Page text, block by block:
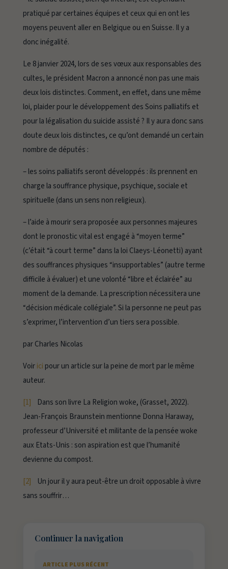
pratiqué par certaines équipes et ceux qui en ont les
moyens peuvent aller en Belgique ou en Suisse. Il y a
donc inégalité.
Le 8 janvier 2024, lors de ses vœux aux responsables des
cultes, le président Macron a annoncé non pas une mais
deux lois distinctes. Comment, en effet, dans une même
loi, plaider pour le développement des Soins palliatifs et
pour la légalisation du suicide assisté ? Il y aura donc sans
doute deux lois distinctes, ce qu’ont demandé un certain
nombre de députés :
– les soins palliatifs seront développés : ils prennent en
charge la souffrance physique, psychique, sociale et
spirituelle (dans un sens non religieux).
– l’aide à mourir sera proposée aux personnes majeures
dont le pronostic vital est engagé à “moyen terme”
(c’était “à court terme” dans la loi Claeys-Léonetti) ayant
des souffrances physiques “insupportables” (autre terme
difficile à évaluer) et une volonté “libre et éclairée” au
moment de la demande. La prescription nécessitera une
“décision médicale collégiale”. Si la personne ne peut pas
s’exprimer, l’intervention d’un tiers sera possible.
par Charles Nicolas
Voirici pour un article sur la peine de mort par le même
auteur.
[1] Dans son livre La Religion woke, (Grasset, 2022).
Jean-François Braunstein mentionne Donna Haraway,
professeur d’Université et militante de la penséewoke
aux Etats-Unis : son aspiration est que l’humanité
devienne du compost.
[2] Un jour il y aura peut-être un droit opposable àvivre
sans souffrir…
Continuer la navigation
ARTICLE PLUS RÉCENT